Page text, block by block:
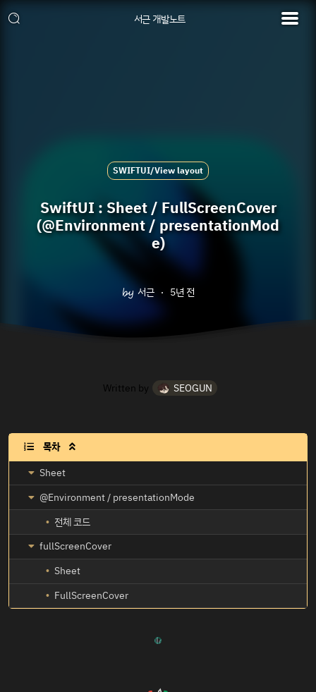
서근 개발노트
SWIFTUI/View layout
SwiftUI : Sheet / FullScreenCover
(@Environment / presentationMod
e)
서근 5년 전
Written by SEOGUN
목차 
Sheet
@Environment / presentationMode
전체 코드
fullScreenCover
Sheet
FullScreenCover